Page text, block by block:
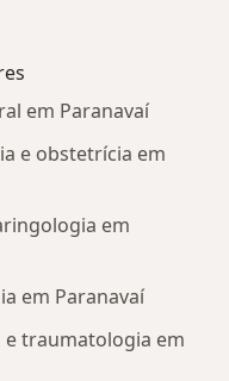
em Paranavaí
e obstetrícia em
em
em Paranavaí
e traumatologia em